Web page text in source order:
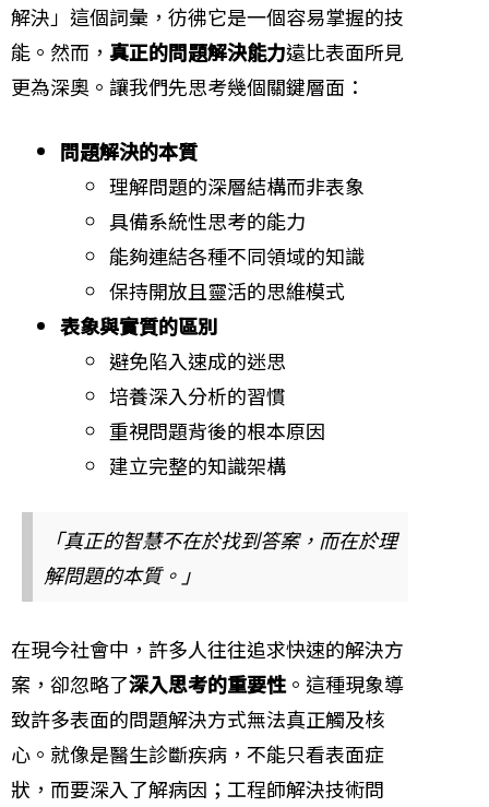
解決」這個詞彙，彷彿它是一個容易掌握的技
能。然而， 真正的問題解決能力遠比表面所見
更為深奧。讓我們先思考幾個關鍵層面：
問題解決的本質
理解問題的深層結構而非表象
具備系統性思考的能力
能夠連結各種不同領域的知識
保持開放且靈活的思維模式
表象與實質的區別
避免陷入速成的迷思
培養深入分析的習慣
重視問題背後的根本原因
建立完整的知識架構
「真正的智慧不在於找到答案，而在於理
解問題的本質。」
在現今社會中，許多人往往追求快速的解決方
案，卻忽略了深入思考的重要性。這種現象導
致許多表面的問題解決方式無法真正觸及核
心。就像是醫生診斷疾病，不能只看表面症
狀，而要深入了解病因；工程師解決技術問